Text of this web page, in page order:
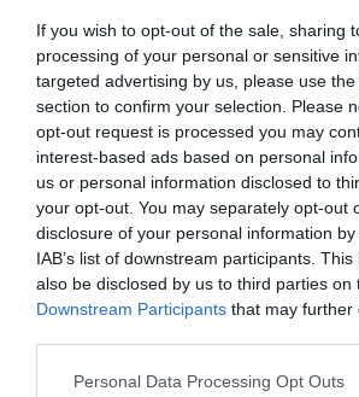
If you wish to opt-out of the sale, sharing
processing of your personal or sensitive
targeted advertising by us, please use
section to confirm your selection. Please
opt-out request is processed you may
interest-based ads based on personal
us or personal information disclosed to
your opt-out. You may separately opt-out
disclosure of your personal information
IAB’s list of downstream participants.
also be disclosed by us to third parties on
Downstream Participants that may further
Please note that this website/app uses
Personal Data Processing Opt Outs
όγδοη το Ηνωμένο Βασίλειο,
της Βόρειας Μακεδονίας και
θέση η Γαλλία. Αξίζει να
σημαντική μείωση
στην Τουρκία η οποία
θέση της σχετικής λίστας
ήταν το 2025.
των εξαγωγών ο πρόεδρος